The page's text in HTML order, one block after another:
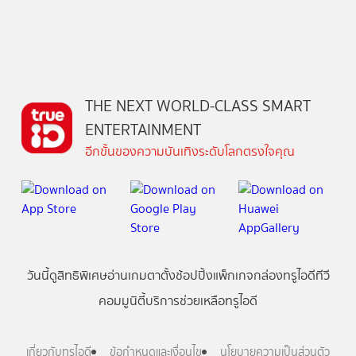
THE NEXT WORLD-CLASS SMART
ENTERTAINMENT
อีกขั้นของความบันเทิงระดับโลกตรงใจคุณ
วันนี้ดูสิทธิพิเศษอ่านเกมตาตั้งช้อปปิ้งแพ็กเกจกล่องทรูไอดีทีวี
คอมมูนิตี้บริการช่วยเหลือทรูไอดี
เกี่ยวกับทรูไอดี ข้อกำหนดและเงื่อนไข นโยบายความเป็นส่วนตัว